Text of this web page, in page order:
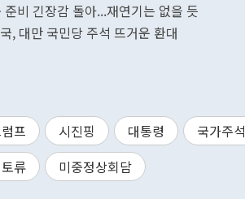
비 긴장감 돌아...재연기는 없을 듯
, 대만 국민당 주석 뜨거운 환대
프 시진핑 대통령 국가주석
류 미중정상회담